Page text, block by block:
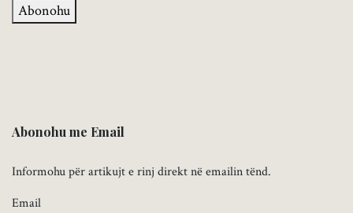
Abonohu
Abonohu me Email
Informohu për artikujt e rinj direkt në emailin tënd.
Email